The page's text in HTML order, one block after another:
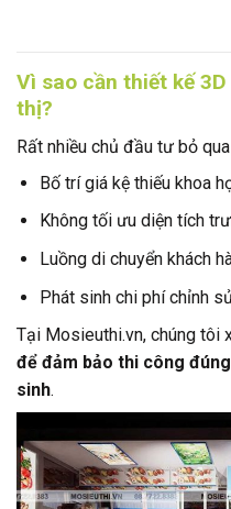
Vì sao cần thiết kế
thị?
Rất nhiều chủ đầu tư bỏ
Bố trí giá kệ thiếu khoa
Không tối ưu diện tích
Luồng di chuyển khách
Phát sinh chi phí chỉnh
Tại Mosieuthi.vn, chúng tôi
để đảm bảo thi công
sinh.